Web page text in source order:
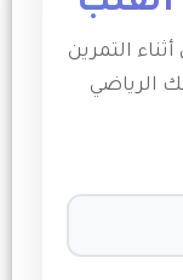
التمرين
الرياضي